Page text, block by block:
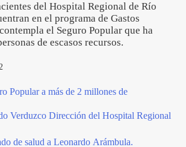
del Hospital Regional de Río
en el programa de Gastos
el Seguro Popular que ha
de escasos recursos.
Popular a más de 2 millones de
Verduzco Dirección del Hospital Regional
de salud a Leonardo Arámbula.